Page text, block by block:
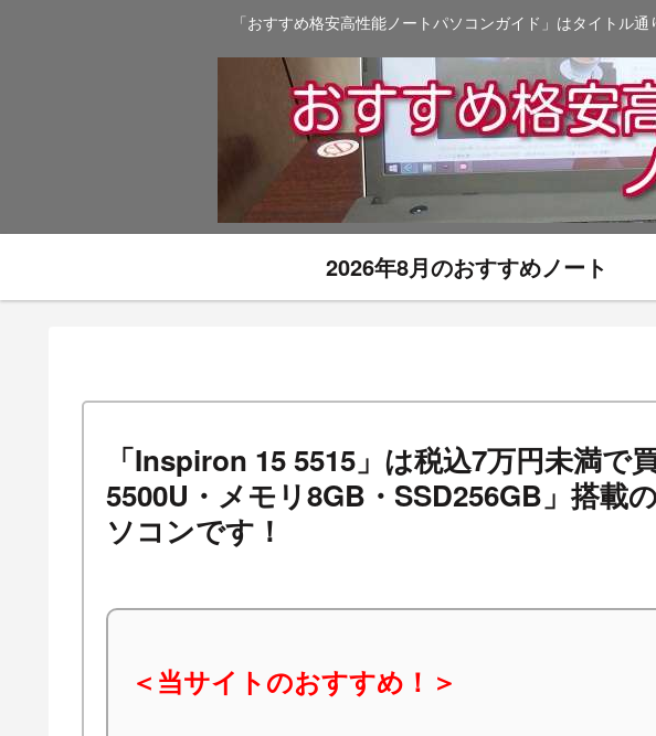
「おすすめ格安高性能ノートパソコンガイド」はタイトル
2026年8月のおすすめノート
「Inspiron 15 5515」は税込7万円未満で
5500U・メモリ8GB・SSD256GB」搭載
ソコンです！
＜当サイトのおすすめ！＞